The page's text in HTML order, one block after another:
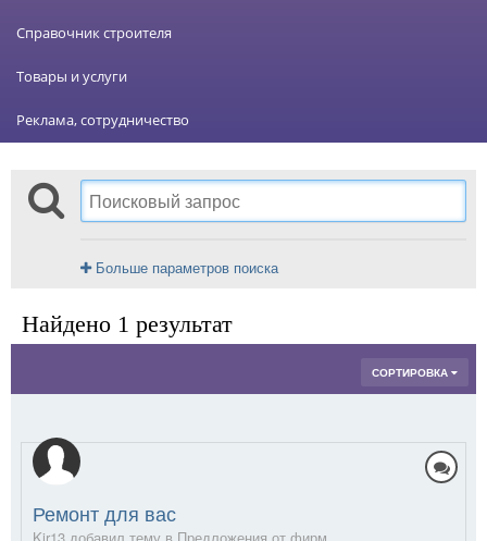
Справочник строителя
Товары и услуги
Реклама, сотрудничество
Больше параметров поиска
Найдено 1 результат
СОРТИРОВКА
Ремонт для вас